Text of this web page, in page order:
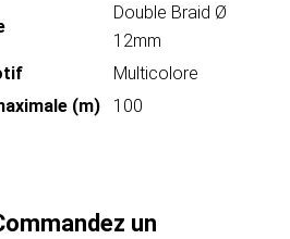
Double Braid Ø
12mm
Multicolore
(m)
100
un